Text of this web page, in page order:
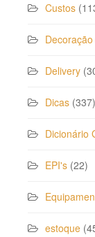
Custos
Decoração
Delivery
Dicas (337)
Dicionário
EPI's (22)
estoque